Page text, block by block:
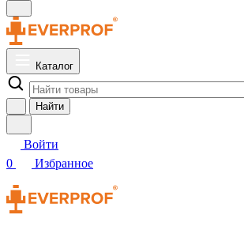
Каталог
Найти
Войти
0
Избранное